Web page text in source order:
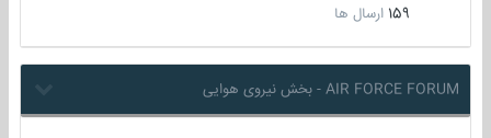
159 ارسال ها
AIR FORCE FORUM - بخش نیروی هوایی